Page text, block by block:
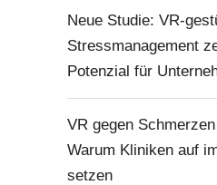
Neue Studie: VR-
Stressmanagement
Potenzial für
VR gegen
Warum Kliniken auf
setzen